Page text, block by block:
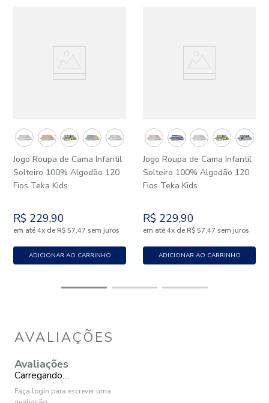
Jogo Roupa de Cama Infantil
Solteiro 100% Algodão 120
Fios Teka Kids
R$ 229,90
em até 4x de R$ 57,47 sem juros
ADICIONAR AO CARRINHO
Jogo Roupa de Cama Infantil
Solteiro 100% Algodão 120
Fios Teka Kids
R$ 229,90
em até 4x de R$ 57,47 sem juros
ADICIONAR AO CARRINHO
AVALIAÇÕES
Avaliações
Carregando…
Faça login para escrever uma